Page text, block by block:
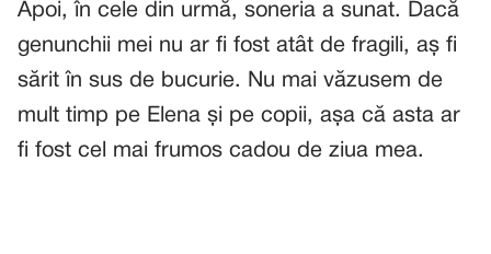
Apoi, în cele din urmă, soneria a sunat. Dacă
genunchii mei nu ar fi fost atât de fragili, aș fi
sărit în sus de bucurie. Nu mai văzusem de
mult timp pe Elena și pe copii, așa că asta ar
fi fost cel mai frumos cadou de ziua mea.